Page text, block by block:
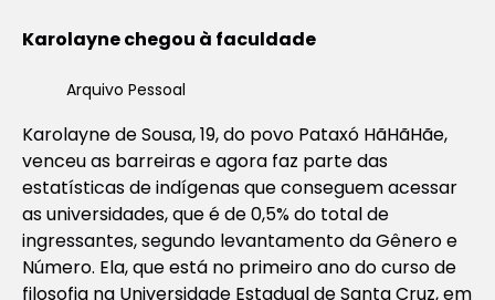
Karolayne chegou à faculdade
Arquivo Pessoal
Karolayne de Sousa, 19, do povo Pataxó HãHãHãe,
venceu as barreiras e agora faz parte das
estatísticas de indígenas que conseguem acessar
as universidades, que é de 0,5% do total de
ingressantes, segundo levantamento da Gênero e
Número. Ela, que está no primeiro ano do curso de
filosofia na Universidade Estadual de Santa Cruz, em